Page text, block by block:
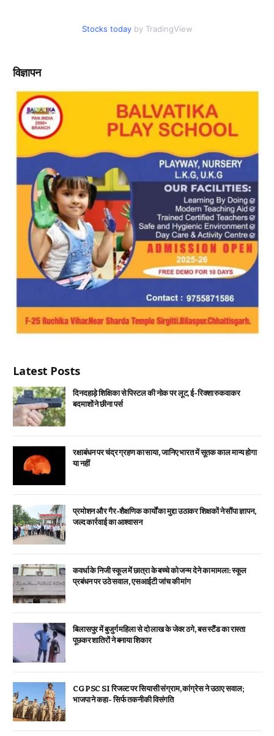
Stocks today by TradingView
विज्ञापन
Latest Posts
दिनदहाड़े शिक्षिका से पिस्टल की नोक पर लूट, ई-रिक्शा रुकवाकर
बदमाशों ने छीना पर्स
रक्षाबंधन पर चंद्र ग्रहण का साया, जानिए भारत में सूतक काल मान्य होगा
या नहीं
प्रमोशन और गैर-शैक्षणिक कार्यों का मुद्दा उठाकर शिक्षकों ने सौंपा ज्ञापन,
जल्द कार्रवाई का आश्वासन
कवर्धा के निजी स्कूल में छात्रा के बच्चे को जन्म देने का मामला: स्कूल
प्रबंधन पर उठे सवाल, एसआईटी जांच की मांग
बिलासपुर में बुजुर्ग महिला से दो लाख के जेवर ठगे, बस स्टैंड का रास्ता
पूछकर शातिरों ने बनाया शिकार
CGPSC SI रिजल्ट पर सियासी संग्राम, कांग्रेस ने उठाए सवाल;
भाजपा ने कहा- सिर्फ तकनीकी विसंगति